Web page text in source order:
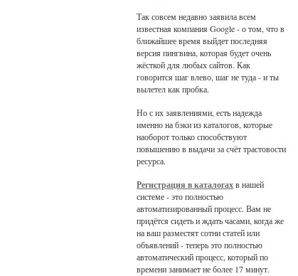
Так совсем недавно заявила всем
известная компания Google - о том, что в
ближайшее время выйдет последняя
версия пингвина, которая будет очень
жёсткой для любых сайтов. Как
говорится шаг влево, шаг не туда - и ты
вылетел как пробка.
Но с их заявлениями, есть надежда
именно на бэки из каталогов, которые
наоборот только способствуют
повышению в выдачи за счёт трастовости
ресурса.
Регистрация в каталогахв нашей
системе - это полностью
автоматизированный процесс. Вам не
придётся сидеть и ждать часами, когда же
на ваш разместят сотни статей или
объявлений - теперь это полностью
автоматический процесс, который по
времени занимает не более 17 минут.